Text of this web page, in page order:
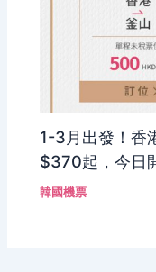
1-3月出發！香
$370起，今日
韓國機票